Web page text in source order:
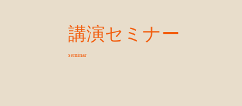
講演セミナー
seminar